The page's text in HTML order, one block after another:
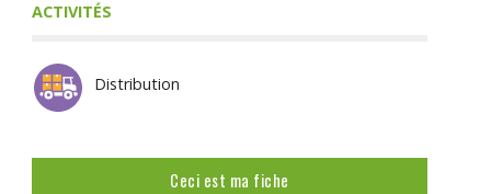
ACTIVITÉS
Distribution
Ceci est ma fiche